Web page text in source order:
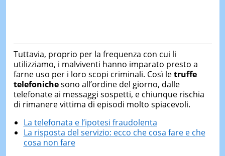
Tuttavia, proprio per la frequenza con cui li
utilizziamo, i malviventi hanno imparato presto a
farne uso per i loro scopi criminali. Così letruffe
telefonichesono all’ordine del giorno, dalle
telefonate ai messaggi sospetti, e chiunque rischia
di rimanere vittima di episodi molto spiacevoli.
La telefonata e l’ipotesi fraudolenta
La risposta del servizio: ecco che cosa fare e che
cosa non fare